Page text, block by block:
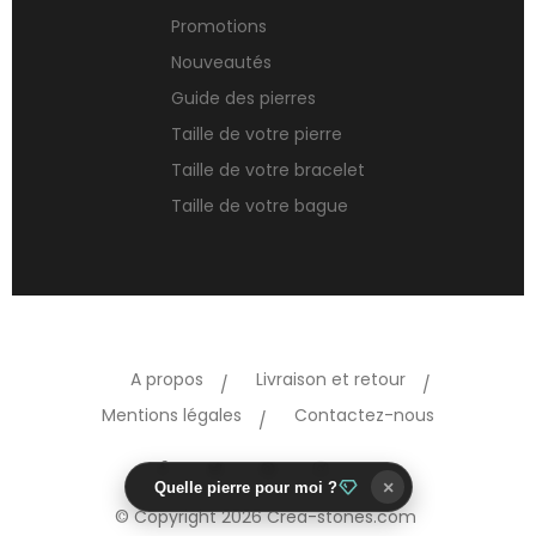
Promotions
Nouveautés
Guide des pierres
Taille de votre pierre
Taille de votre bracelet
Taille de votre bague
A propos
Livraison et retour
Mentions légales
Contactez-nous
FacebookTwitterPinterestInstagramTikTok
© Copyright 2026 Crea-stones.com
Quelle pierre pour moi ? ×